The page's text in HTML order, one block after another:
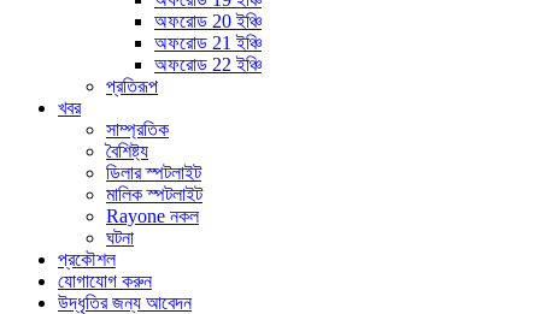
অফরোড 20 ইঞ্চি
অফরোড 21 ইঞ্চি
অফরোড 22 ইঞ্চি
প্রতিরূপ
খবর
সাম্প্রতিক
বৈশিষ্ট্য
ডিলার স্পটলাইট
মালিক স্পটলাইট
Rayone নকল
ঘটনা
প্রকৌশল
যোগাযোগ করুন
উদ্ধৃতির জন্য আবেদন